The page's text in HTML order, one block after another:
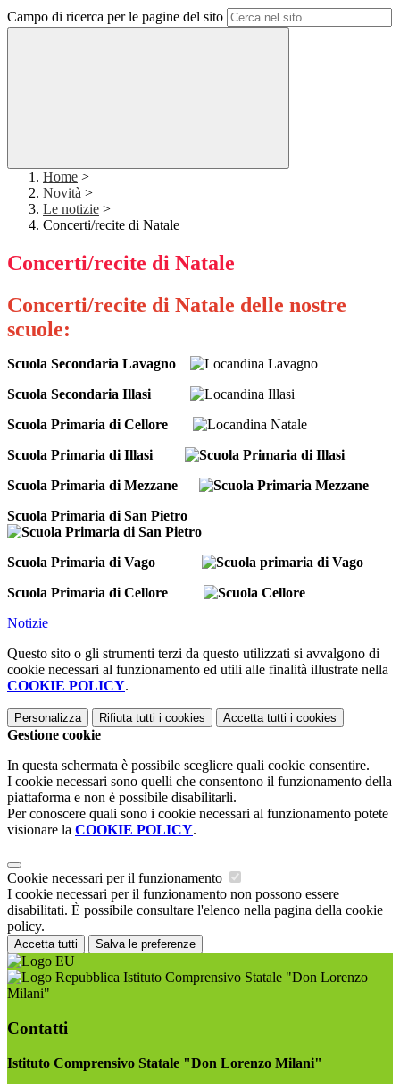
Campo di ricerca per le pagine del sito
Home >
Novità >
Le notizie >
Concerti/recite di Natale
Concerti/recite di Natale
Concerti/recite di Natale delle nostre
scuole:
Scuola Secondaria Lavagno
Scuola Secondaria Illasi
Scuola Primaria di Cellore
Scuola Primaria di Illasi
Scuola Primaria di Mezzane
Scuola Primaria di San Pietro
Scuola Primaria di Vago
Scuola Primaria di Cellore
Notizie
Questo sito o gli strumenti terzi da questo utilizzati si avvalgono di
cookie necessari al funzionamento ed utili alle finalità illustrate nella
COOKIE POLICY.
Personalizza Rifiuta tutti i cookies Accetta tutti i cookies
Gestione cookie
In questa schermata è possibile scegliere quali cookie consentire.
I cookie necessari sono quelli che consentono il funzionamento della
piattaforma e non è possibile disabilitarli.
Per conoscere quali sono i cookie necessari al funzionamento potete
visionare la COOKIE POLICY.
Cookie necessari per il funzionamento
I cookie necessari per il funzionamento non possono essere
disabilitati. È possibile consultare l'elenco nella pagina della cookie
policy.
Accetta tutti Salva le preferenze
Istituto Comprensivo Statale "Don Lorenzo
Milani"
Contatti
Istituto Comprensivo Statale "Don Lorenzo Milani"